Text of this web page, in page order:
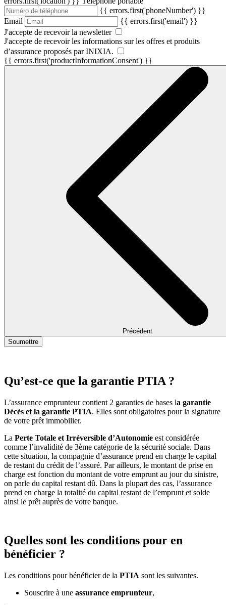
{{ errors.first('phoneNumber') }}
Email
{{ errors.first('email') }}
J'accepte de recevoir la newsletter
J'accepte de recevoir les informations sur les offres et produits
d’assurance proposés par INIXIA.
{{ errors.first('productInformationConsent') }}
Précédent
Soumettre
Qu’est-ce que la garantie PTIA ?
L’assurance emprunteur contient 2 garanties de bases la garantie
Décès et la garantie PTIA. Elles sont obligatoires pour la signature
de votre prêt immobilier.
La Perte Totale et Irréversible d’Autonomie est considérée
comme l’invalidité de 3ème catégorie de la sécurité sociale. Dans
cette situation, la compagnie d’assurance prend en charge le capital
de restant du crédit de l’assuré. Par ailleurs, le montant de prise en
charge est fonction du montant de votre emprunt au jour du sinistre,
on parle du capital restant dû. Dans la plupart des cas, l’assurance
prend en charge la totalité du capital restant de l’emprunt et solde
ainsi le prêt auprès de votre banque.
Quelles sont les conditions pour en
bénéficier ?
Les conditions pour bénéficier de la PTIA sont les suivantes.
Souscrire à une assurance emprunteur,